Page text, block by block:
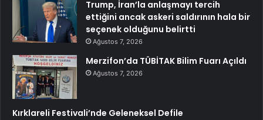
Trump, İran’la anlaşmayı tercih
ettiğini ancak askeri saldırının hala bir
seçenek olduğunu belirtti
Ağustos 7, 2026
Merzifon’da TÜBİTAK Bilim Fuarı Açıldı
Ağustos 7, 2026
Kırklareli Festivali’nde Geleneksel Defile